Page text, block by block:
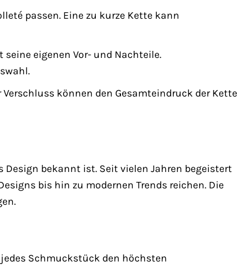
passen. Eine zu kurze Kette kann
seine eigenen Vor- und Nachteile.
können den Gesamteindruck der Kette
bekannt ist. Seit vielen Jahren begeistert
bis hin zu modernen Trends reichen. Die
Schmuckstück den höchsten